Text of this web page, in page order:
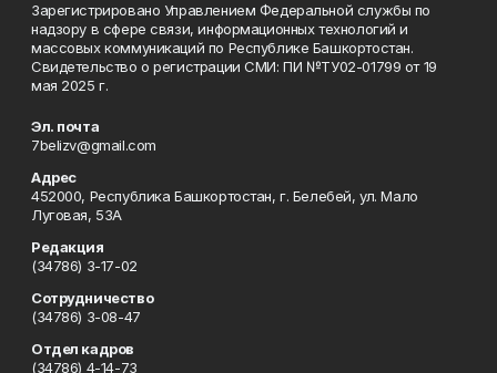
Зарегистрировано Управлением Федеральной службы по
надзору в сфере связи, информационных технологий и
массовых коммуникаций по Республике Башкортостан.
Свидетельство о регистрации СМИ: ПИ №ТУ02-01799 от 19
мая 2025 г.
Эл. почта
7belizv@gmail.com
Адрес
452000, Республика Башкортостан, г. Белебей, ул. Мало
Луговая, 53А
Редакция
(34786) 3-17-02
Сотрудничество
(34786) 3-08-47
Отдел кадров
(34786) 4-14-73